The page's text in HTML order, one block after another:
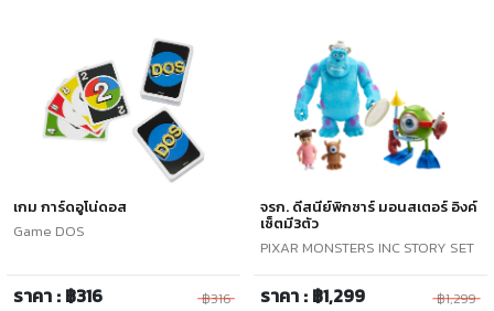
เกม การ์ดอูโน่ดอส
Game DOS
ราคา : ฿316 ฿316
จรก. ดีสนีย์พิกซาร์ มอนสเตอร์ อิงค์
เซ็ตมี3ตัว
PIXAR MONSTERS INC STORY SET
ราคา : ฿1,299 ฿1,299